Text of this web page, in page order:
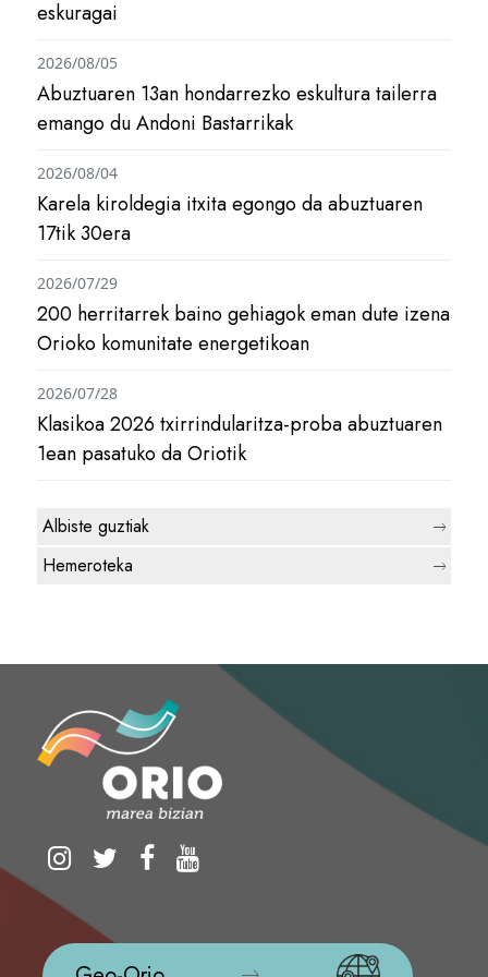
eskuragai
Abuztuaren 13an hondarrezko eskultura tailerra
emango du Andoni Bastarrikak
2026/08/05
Karela kiroldegia itxita egongo da abuztuaren
17tik 30era
2026/08/04
200 herritarrek baino gehiagok eman dute izena
Orioko komunitate energetikoan
2026/07/29
Klasikoa 2026 txirrindularitza-proba abuztuaren
1ean pasatuko da Oriotik
2026/07/28
Albiste guztiak
Hemeroteka